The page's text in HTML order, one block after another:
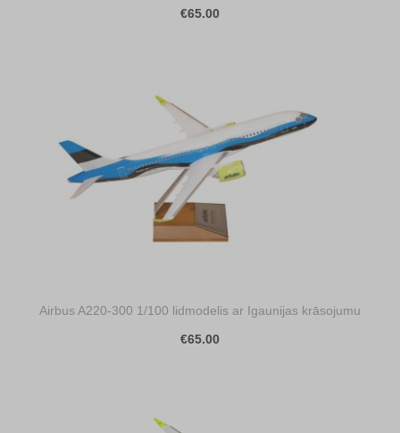
€65.00
Airbus A220-300 1/100 lidmodelis ar Igaunijas krāsojumu
€65.00